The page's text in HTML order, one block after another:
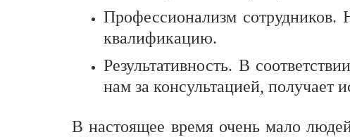
Профессионализм
квалификацию.
Результативность. В
нам за консультацией,
В настоящее время очень мало